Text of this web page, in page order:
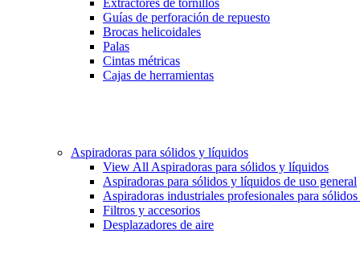
Extractores de tornillos
Guías de perforación de repuesto
Brocas helicoidales
Palas
Cintas métricas
Cajas de herramientas
Aspiradoras para sólidos y líquidos
View All Aspiradoras para sólidos y líquidos
Aspiradoras para sólidos y líquidos de uso general
Aspiradoras industriales profesionales para
Filtros y accesorios
Desplazadores de aire